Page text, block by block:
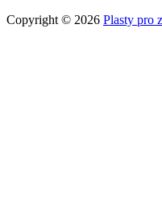
Copyright © 2026 Plasty pro